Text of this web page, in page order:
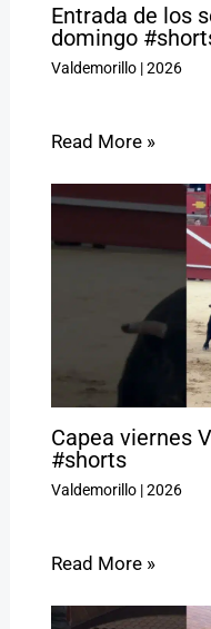
Entrada de los
domingo
Valdemorillo|2026
Read More »
Capea viernes
#shorts
Valdemorillo|2026
Read More »